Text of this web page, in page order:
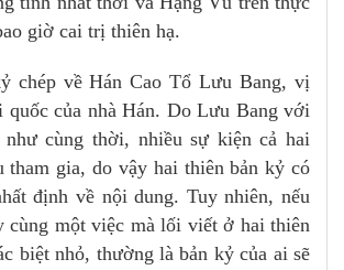
giờ cai trị thiên hạ.
chép về Hán Cao Tổ Lưu Bang, vị
quốc của nhà Hán. Do Lưu Bang với
cùng thời, nhiều sự kiện cả hai
tham gia, do vậy hai thiên bản kỷ có
định về nội dung. Tuy nhiên, nếu
cùng một việc mà lối viết ở hai thiên
biệt nhỏ, thường là bản kỷ của ai sẽ